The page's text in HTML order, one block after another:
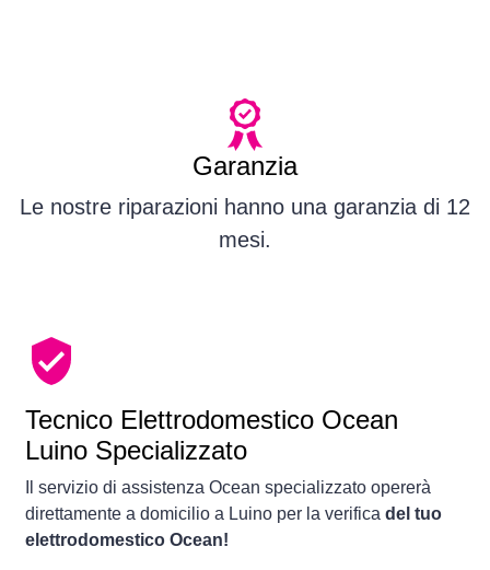
Garanzia
Le nostre riparazioni hanno una garanzia di 12
mesi.
Tecnico Elettrodomestico Ocean
Luino Specializzato
Il servizio di assistenza Ocean specializzato opererà
direttamente a domicilio a Luino per la verifica del tuo
elettrodomestico Ocean!